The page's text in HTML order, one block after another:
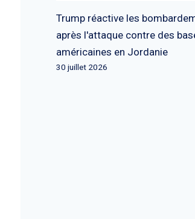
Trump réactive les
après l'attaque contre des
américaines en Jordanie
30 juillet 2026